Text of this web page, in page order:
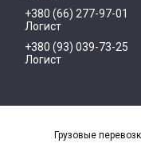
+380 (66) 277-97-01
Логист
+380 (93) 039-73-25
Логист